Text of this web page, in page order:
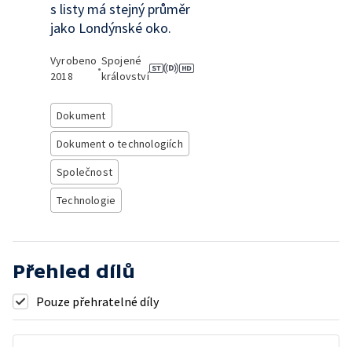
s listy má stejný průměr
jako Londýnské oko.
Vyrobeno
2018
•
Spojené
království
Dokument
Dokument o technologiích
Společnost
Technologie
Přehled dílů
Pouze přehratelné díly